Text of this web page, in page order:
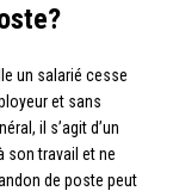
un salarié cesse
et sans
il s’agit d’un
son travail et ne
de poste peut